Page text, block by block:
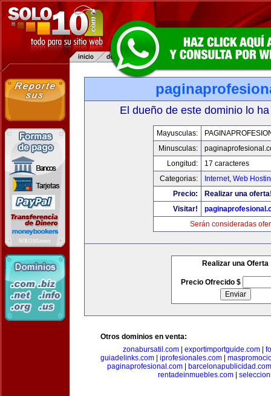
El dueño de este dominio lo
Mayusculas:
Minusculas:
Longitud:
17 caracteres
Categorias:
Internet, Web
Precio:
Realizar una
Visitar!
Serán consideradas
Realizar una Oferta
Precio Ofrecido $
Otros dominios en venta:
zonabursatil.com
exportimportguide.com
guiadelinks.com
iprofesionales.com
paginaprofesional.com|
barcelonapublicidad.com
rentadeinmuebles.com|